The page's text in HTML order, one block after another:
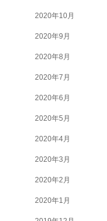
2020年10月
2020年9月
2020年8月
2020年7月
2020年6月
2020年5月
2020年4月
2020年3月
2020年2月
2020年1月